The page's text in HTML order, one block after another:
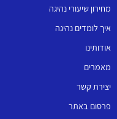
מחירון שיעורי נהיגה
איך לומדים נהיגה
אודותינו
מאמרים
יצירת קשר
פרסום באתר